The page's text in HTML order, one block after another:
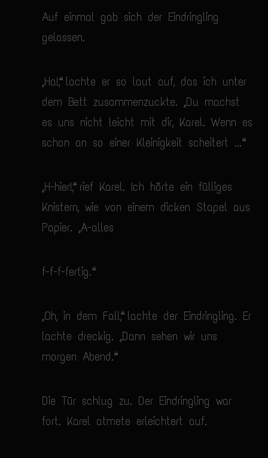
Auf einmal gab sich der Eindringling
gelassen.
„Ha!“, lachte er so laut auf, das ich unter
dem Bett zusammenzuckte. „Du machst
es uns nicht leicht mit dir, Karel. Wenn es
schon an so einer Kleinigkeit scheitert ...“
„H-hier!“, rief Karel. Ich hörte ein fülliges
Knistern, wie von einem dicken Stapel aus
Papier. „A-alles
f-f-f-fertig.“
„Oh, in dem Fall“, lachte der Eindringling. Er
lachte dreckig. „Dann sehen wir uns
morgen Abend.“
Die Tür schlug zu. Der Eindringling war
fort. Karel atmete erleichtert auf.